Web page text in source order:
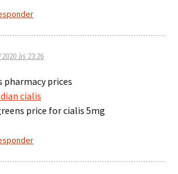
às 23:26
pharmacy prices
cialis
price for cialis 5mg